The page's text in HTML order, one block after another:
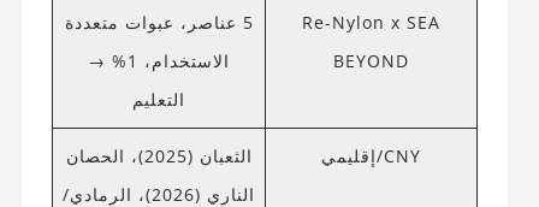
Re-Nylon x SEA
BEYOND
5 عناصر، عبوات متعددة
الاستخدام، 1% →
التعليم
CNY/إقليمي
الثعبان (2025)، الحصان
الناري (2026)، الرمادي/